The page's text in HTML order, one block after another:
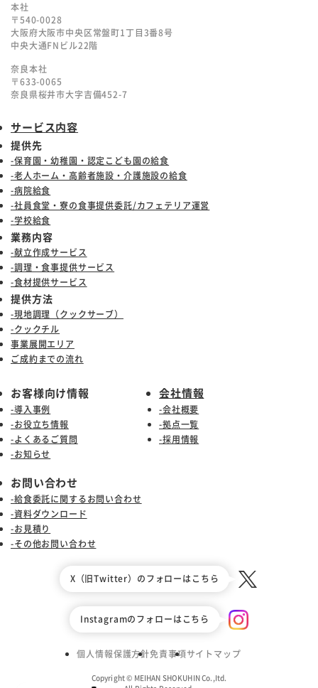
本社
〒540-0028
大阪府大阪市中央区常盤町1丁目3番8号
中央大通FNビル22階
奈良本社
〒633-0065
奈良県桜井市大字吉備452-7
サービス内容
提供先
-保育園・幼稚園・認定こども園の給食
-老人ホーム・高齢者施設・介護施設の給食
-病院給食
-社員食堂・寮の食事提供委託/カフェテリア運営
-学校給食
業務内容
-献立作成サービス
-調理・食事提供サービス
-食材提供サービス
提供方法
-現地調理（クックサーブ）
-クックチル
事業展開エリア
ご成約までの流れ
お客様向け情報
-導入事例
-お役立ち情報
-よくあるご質問
-お知らせ
会社情報
-会社概要
-拠点一覧
-採用情報
お問い合わせ
-給食委託に関するお問い合わせ
-資料ダウンロード
-お見積り
-その他お問い合わせ
X（旧Twitter）のフォローはこちら
Instagramのフォローはこちら
個人情報保護方針免責事項サイトマップ
Copyright © MEIHAN SHOKUHIN Co.,Itd.